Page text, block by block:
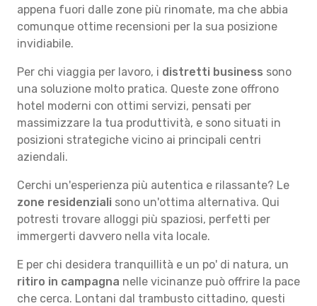
appena fuori dalle zone più rinomate, ma che abbia
comunque ottime recensioni per la sua posizione
invidiabile.
Per chi viaggia per lavoro, i distretti business sono
una soluzione molto pratica. Queste zone offrono
hotel moderni con ottimi servizi, pensati per
massimizzare la tua produttività, e sono situati in
posizioni strategiche vicino ai principali centri
aziendali.
Cerchi un'esperienza più autentica e rilassante? Le
zone residenziali sono un'ottima alternativa. Qui
potresti trovare alloggi più spaziosi, perfetti per
immergerti davvero nella vita locale.
E per chi desidera tranquillità e un po' di natura, un
ritiro in campagna nelle vicinanze può offrire la pace
che cerca. Lontani dal trambusto cittadino, questi